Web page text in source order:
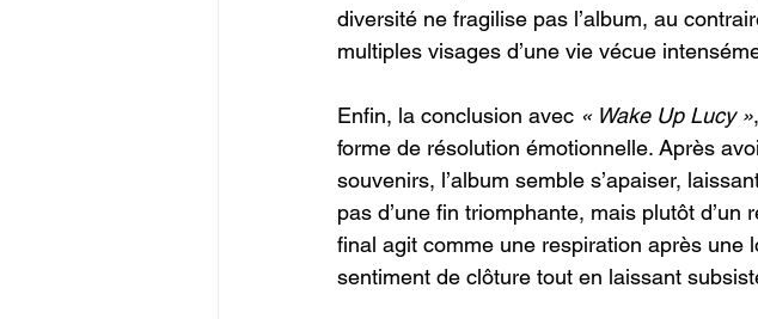
diversité ne fragilise pas l’album, au
multiples visages d’une vie vécue
Enfin, la conclusion avec « Wake Up Lucy »,
forme de résolution émotionnelle. Après
souvenirs, l’album semble s’apaiser,
pas d’une fin triomphante, mais plutôt d’un
final agit comme une respiration après une
sentiment de clôture tout en laissant